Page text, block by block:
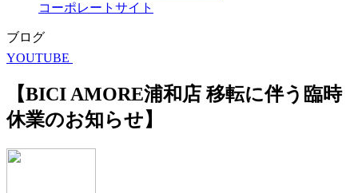
コーポレートサイト
ブログ
YOUTUBE
【BICI AMORE浦和店 移転に伴う臨時
休業のお知らせ】